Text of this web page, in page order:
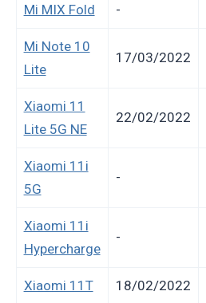
Mi MIX Fold -
Mi Note 10
Lite
17/03/2022
Xiaomi 11
Lite 5G NE
22/02/2022
Xiaomi 11i
5G
-
Xiaomi 11i
Hypercharge
-
Xiaomi 11T 18/02/2022